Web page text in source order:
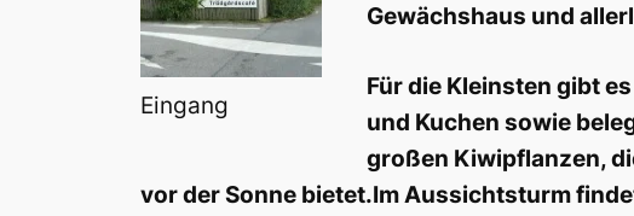
Eingang
Gewächshaus und
Für die Kleinsten gibt
und Kuchen sowie
großen Kiwipflanzen,
vor der Sonne bietet.Im Aussichtsturm